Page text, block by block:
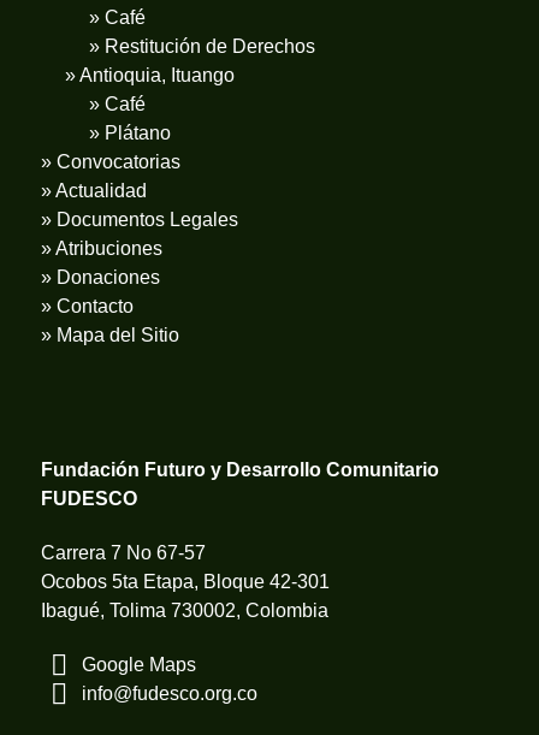
» Café
» Restitución de Derechos
» Antioquia, Ituango
» Café
» Plátano
» Convocatorias
» Actualidad
» Documentos Legales
» Atribuciones
» Donaciones
» Contacto
» Mapa del Sitio
Fundación Futuro y Desarrollo Comunitario
FUDESCO
Carrera 7 No 67-57
Ocobos 5ta Etapa, Bloque 42-301
Ibagué, Tolima 730002, Colombia
Google Maps
info@fudesco.org.co